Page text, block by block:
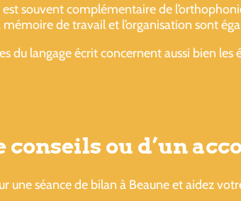
souvent complémentaire de
de travail et l’organisation sont
du langage écrit concernent aussi bien les
conseils ou d’un
une séance de bilan à Beaune et aidez